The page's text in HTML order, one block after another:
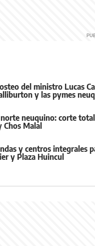
del ministro Lucas
y las pymes
neuquino: corte
Malal
y centros integrales
y Plaza Huincul